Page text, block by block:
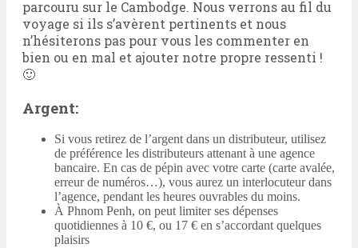
parcouru sur le Cambodge. Nous verrons au fil du
voyage si ils s’avèrent pertinents et nous
n’hésiterons pas pour vous les commenter en
bien ou en mal et ajouter notre propre ressenti !
🙂
Argent:
Si vous retirez de l’argent dans un distributeur, utilisez
de préférence les distributeurs attenant à une agence
bancaire. En cas de pépin avec votre carte (carte avalée,
erreur de numéros…), vous aurez un interlocuteur dans
l’agence, pendant les heures ouvrables du moins.
À Phnom Penh, on peut limiter ses dépenses
quotidiennes à 10 €, ou 17 € en s’accordant quelques
plaisirs